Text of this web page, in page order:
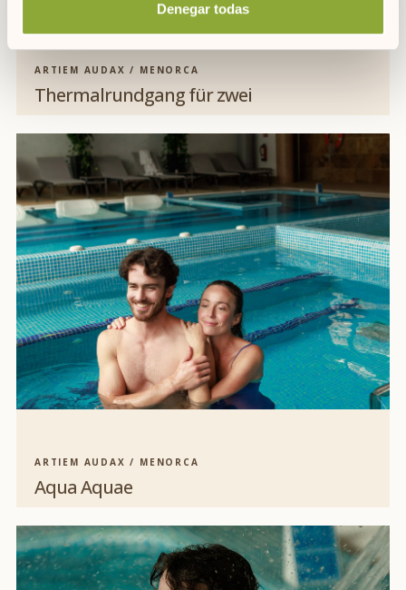
Denegar todas
ARTIEM AUDAX / MENORCA
Thermalrundgang für zwei
ARTIEM AUDAX / MENORCA
Aqua Aquae